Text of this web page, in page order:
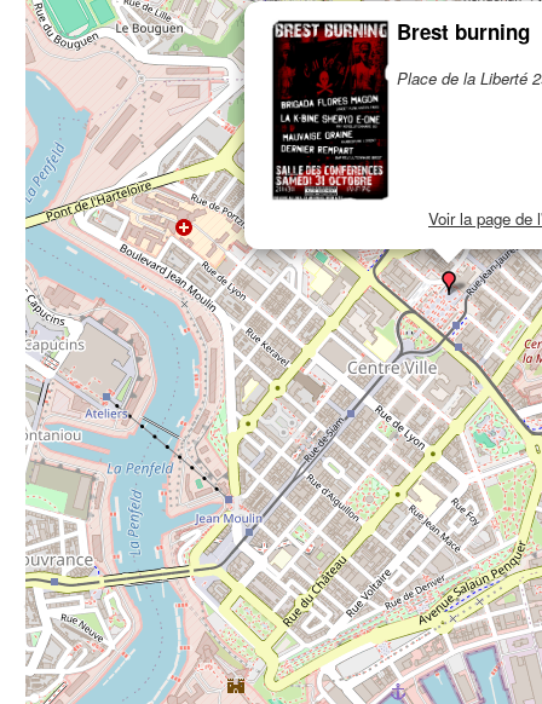
Brest burning
Place de la Liberté
Voir la page de